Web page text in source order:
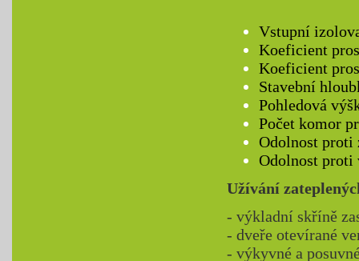
Vstupní
Koeficient
Koeficient
Stavební
Pohledová
Počet komor
Odolnost proti
Odolnost
Užívání
- výkladní skříně
- dveře otevírané
- výkyvné a